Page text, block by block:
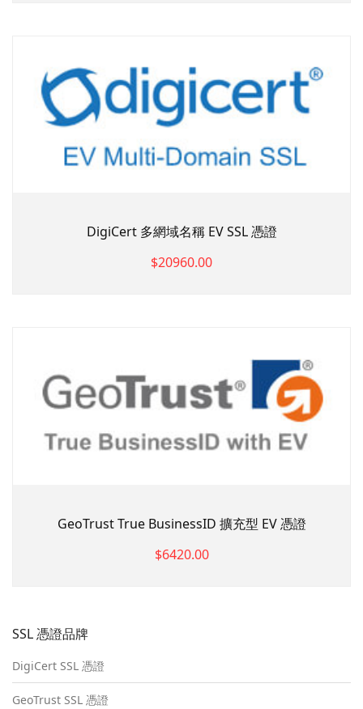
DigiCert 多網域名稱 EV SSL 憑證
$20960.00
GeoTrust True BusinessID 擴充型 EV 憑證
$6420.00
SSL 憑證品牌
DigiCert SSL 憑證
GeoTrust SSL 憑證